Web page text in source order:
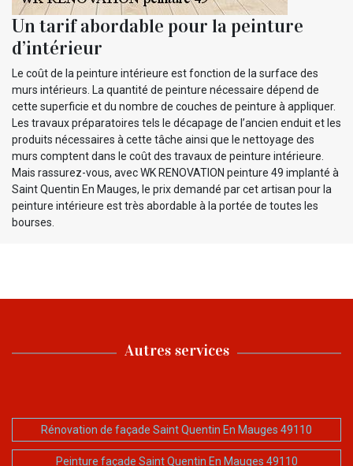
Un tarif abordable pour la peinture
d’intérieur
Le coût de la peinture intérieure est fonction de la surface des
murs intérieurs. La quantité de peinture nécessaire dépend de
cette superficie et du nombre de couches de peinture à appliquer.
Les travaux préparatoires tels le décapage de l’ancien enduit et les
produits nécessaires à cette tâche ainsi que le nettoyage des
murs comptent dans le coût des travaux de peinture intérieure.
Mais rassurez-vous, avec WK RENOVATION peinture 49 implanté à
Saint Quentin En Mauges, le prix demandé par cet artisan pour la
peinture intérieure est très abordable à la portée de toutes les
bourses.
Autres services
Rénovation de façade Saint Quentin En Mauges 49110
Peinture façade Saint Quentin En Mauges 49110